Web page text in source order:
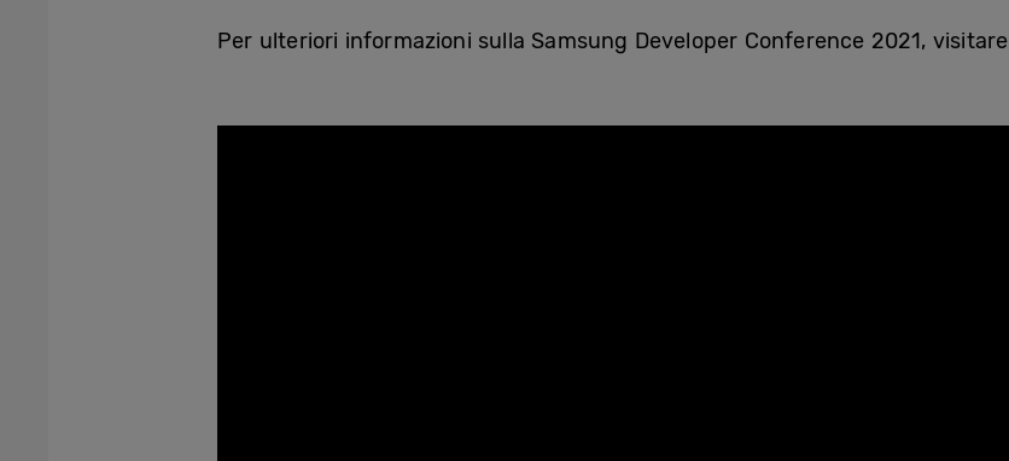
Per ulteriori informazioni sulla Samsung Developer Conference 2021, visitare